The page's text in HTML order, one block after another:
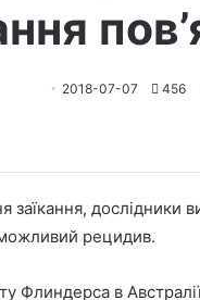
2018-07-07 456
заїкання, дослідники
рецидив.
в Австралії